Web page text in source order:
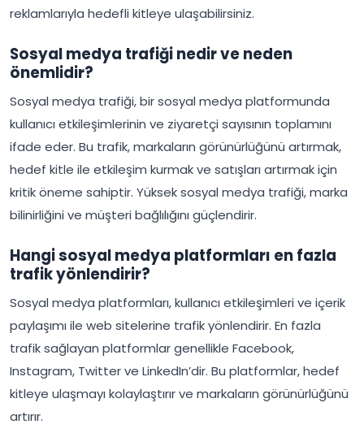
reklamlarıyla hedefli kitleye ulaşabilirsiniz.
Sosyal medya trafiği nedir ve neden
önemlidir?
Sosyal medya trafiği, bir sosyal medya platformunda
kullanıcı etkileşimlerinin ve ziyaretçi sayısının toplamını
ifade eder. Bu trafik, markaların görünürlüğünü artırmak,
hedef kitle ile etkileşim kurmak ve satışları artırmak için
kritik öneme sahiptir. Yüksek sosyal medya trafiği, marka
bilinirliğini ve müşteri bağlılığını güçlendirir.
Hangi sosyal medya platformları en fazla
trafik yönlendirir?
Sosyal medya platformları, kullanıcı etkileşimleri ve içerik
paylaşımı ile web sitelerine trafik yönlendirir. En fazla
trafik sağlayan platformlar genellikle Facebook,
Instagram, Twitter ve LinkedIn’dir. Bu platformlar, hedef
kitleye ulaşmayı kolaylaştırır ve markaların görünürlüğünü
artırır.